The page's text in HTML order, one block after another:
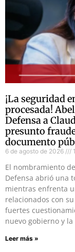
¡La seguridad
procesada!
Defensa a
presunto
documento
6 de agosto de 2026
El nombramiento
Defensa abrió una
mientras enfrenta
relacionados con
fuertes
nuevo gobierno y
Leer más »